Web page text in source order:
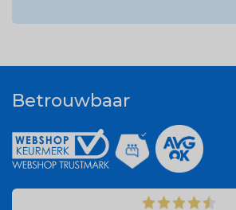
Betrouwbaar